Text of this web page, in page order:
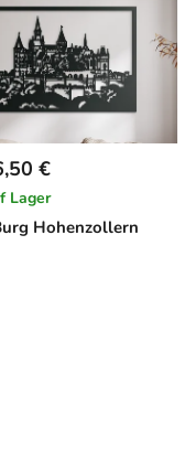
Hohenzollern
€
Lager